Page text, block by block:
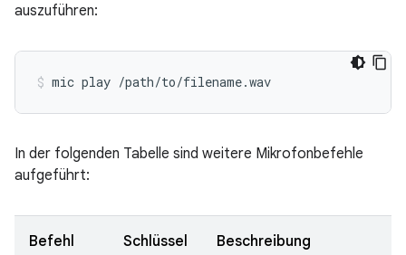
auszuführen:
mic play /path/to/filename.wav
In der folgenden Tabelle sind weitere Mikrofonbefehle
aufgeführt:
Befehl Schlüssel Beschreibung